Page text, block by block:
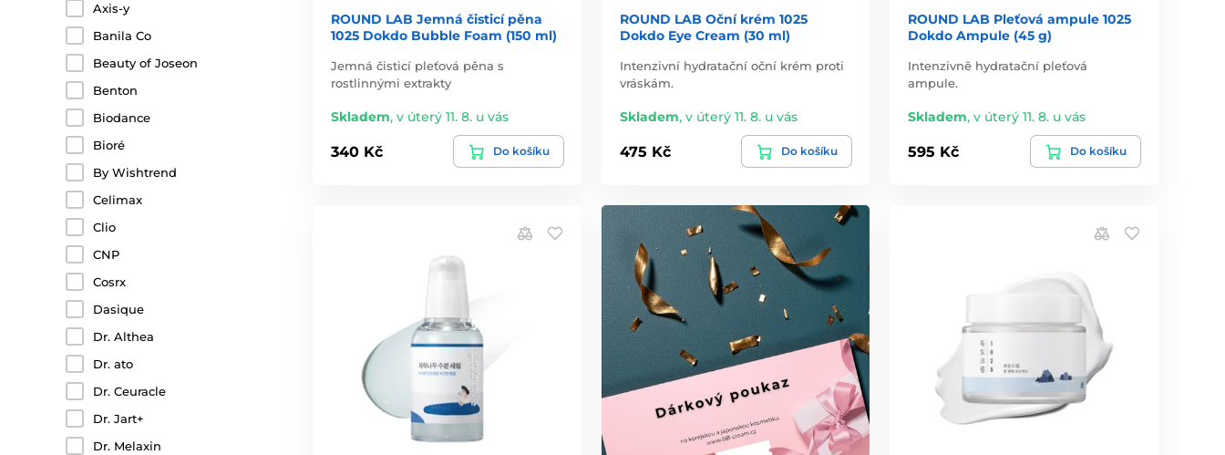
Axis-y
Banila Co
Beauty of Joseon
Benton
Biodance
Bioré
By Wishtrend
Celimax
Clio
CNP
Cosrx
Dasique
Dr. Althea
Dr. ato
Dr. Ceuracle
Dr. Jart+
Dr. Melaxin
ROUND LAB Jemná čisticí pěna
1025 Dokdo Bubble Foam (150 ml)
Jemná čisticí pleťová pěna s
rostlinnými extrakty
Skladem, v úterý 11. 8. u vás
340 Kč Do košíku
ROUND LAB Oční krém 1025
Dokdo Eye Cream (30 ml)
Intenzivní hydratační oční krém proti
vráskám.
Skladem, v úterý 11. 8. u vás
475 Kč Do košíku
ROUND LAB Pleťová ampule 1025
Dokdo Ampule (45 g)
Intenzivně hydratační pleťová
ampule.
Skladem,v úterý 11. 8. u vás
595 Kč Do košíku